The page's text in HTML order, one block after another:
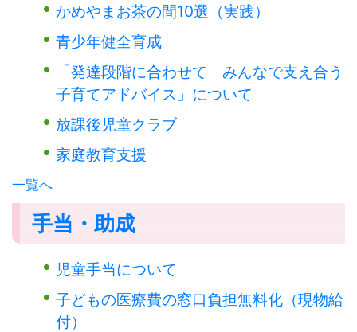
かめやまお茶の間10選（実践）
青少年健全育成
「発達段階に合わせて みんなで支え合う
子育てアドバイス」について
放課後児童クラブ
家庭教育支援
一覧へ
手当・助成
児童手当について
子どもの医療費の窓口負担無料化（現物給
付）